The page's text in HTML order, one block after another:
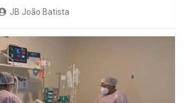
JB João Batista